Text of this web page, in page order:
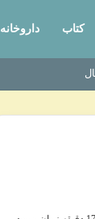
کتاب داروخانه